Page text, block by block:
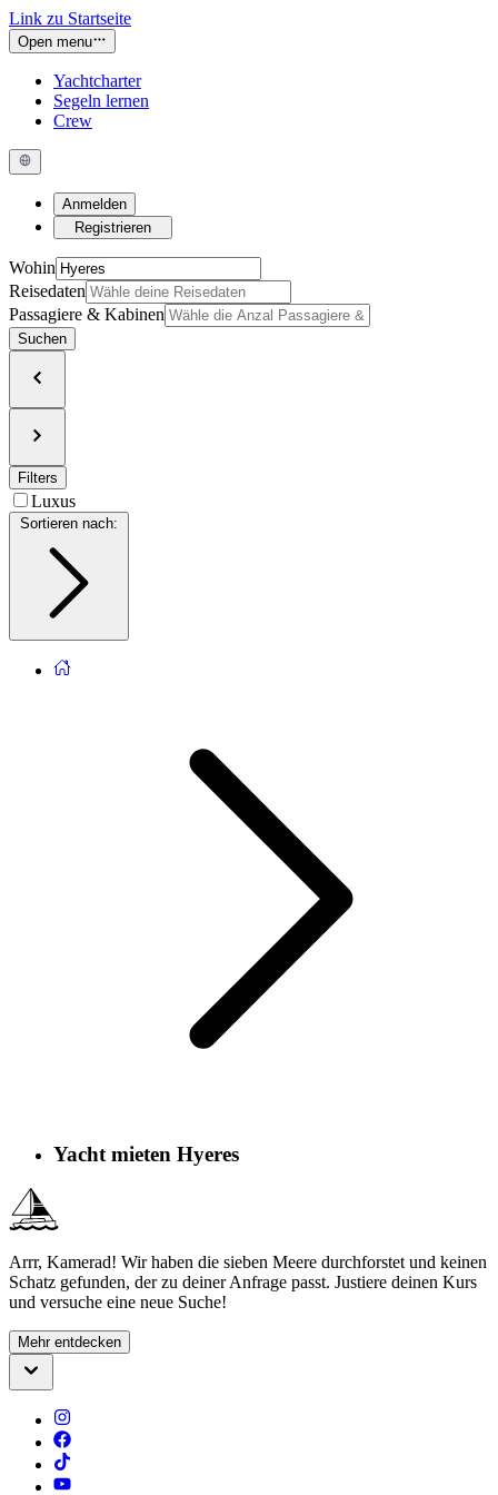
Link zu Startseite
Open menu
Yachtcharter
Segeln lernen
Crew
Anmelden
Registrieren
Wohin
Reisedaten
Passagiere & Kabinen
Suchen
Filters
Luxus
Sortieren nach
Yacht mieten Hyeres
Arrr, Kamerad! Wir haben die sieben Meere durchforstet und keinen
Schatz gefunden, der zu deiner Anfrage passt. Justiere deinen Kurs
und versuche eine neue Suche!
Mehr entdecken